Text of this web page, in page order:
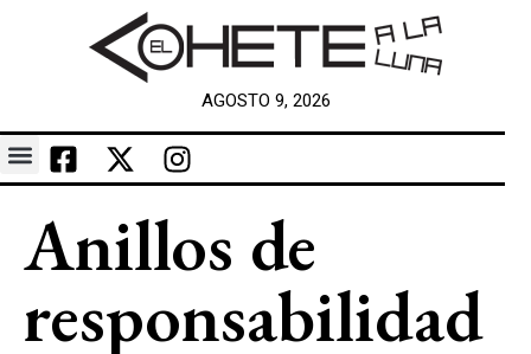
AGOSTO 9, 2026
Anillos de
responsabilidad